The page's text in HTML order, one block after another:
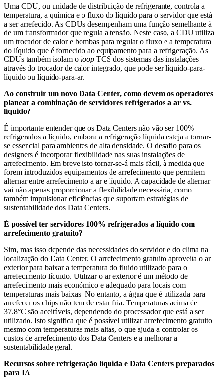
Uma CDU, ou unidade de distribuição de refrigerante, controla a
temperatura, a química e o fluxo do líquido para o servidor que está
a ser arrefecido. As CDUs desempenham uma função semelhante à
de um transformador que regula a tensão. Neste caso, a CDU utiliza
um trocador de calor e bombas para regular o fluxo e a temperatura
do líquido que é fornecido ao equipamento para a refrigeração. As
CDUs também isolam o loop TCS dos sistemas das instalações
através do trocador de calor integrado, que pode ser líquido-para-
líquido ou líquido-para-ar.
Ao construir um novo Data Center, como devem os operadores
planear a combinação de servidores refrigerados a ar vs.
líquido?
É importante entender que os Data Centers não vão ser 100%
refrigerados a líquido, embora a refrigeração líquida esteja a tornar-
se essencial para ambientes de alta densidade. O desafio para os
designers é incorporar flexibilidade nas suas instalações de
arrefecimento. Em breve isto tornar-se-á mais fácil, à medida que
forem introduzidos equipamentos de arrefecimento que permitem
alternar entre arrefecimento a ar e líquido. A capacidade de alternar
vai não apenas proporcionar a flexibilidade necessária, como
também impulsionar eficiências que suportam estratégias de
sustentabilidade dos Data Centers.
É possível ter servidores 100% refrigerados a líquido com
arrefecimento gratuito?
Sim, mas isso depende das necessidades do servidor e do clima na
localização do Data Center. O arrefecimento gratuito aproveita o ar
exterior para baixar a temperatura do fluido utilizado para o
arrefecimento líquido. Utilizar o ar exterior é um método de
arrefecimento mais económico e adequado para locais com
temperaturas mais baixas. No entanto, a água que é utilizada para
arrefecer os chips não tem de estar fria. Temperaturas acima de
37.8°C são aceitáveis, dependendo do processador que está a ser
utilizado. Isto significa que é possível utilizar arrefecimento gratuito
mesmo com temperaturas mais altas, o que ajuda a controlar os
custos de arrefecimento dos Data Centers e a melhorar a
sustentabilidade geral.
Recursos sobre refrigeração líquida e Data Centers preparados
para IA